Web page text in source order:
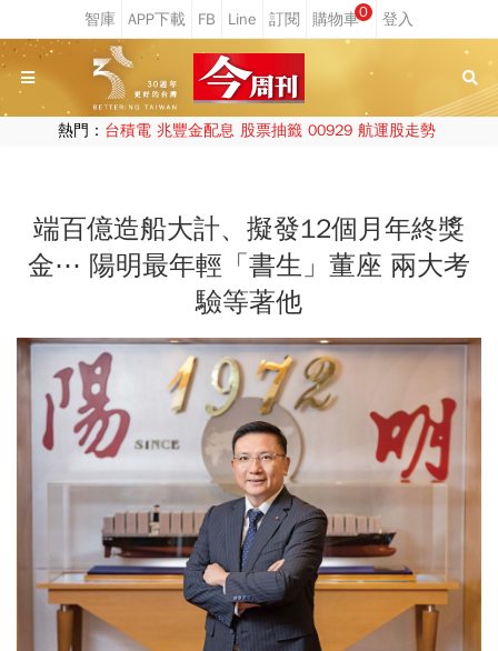
0
熱門： 台積電 兆豐金配息 股票抽籤 00929 航運股走勢
端百億造船大計、擬發12個月年終獎
金⋯ 陽明最年輕「書生」董座 兩大考
驗等著他